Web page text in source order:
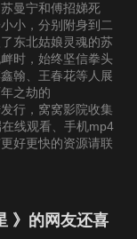
30
33
36
42
曼宁和傅招娣死
小，分别附身到二
东北姑娘灵魂的苏
时，始终坚信拳头
翰、王春花等人展
之劫的
行，窝窝影院收集
线观看、手机mp4
好更快的资源请联
》的网友还喜